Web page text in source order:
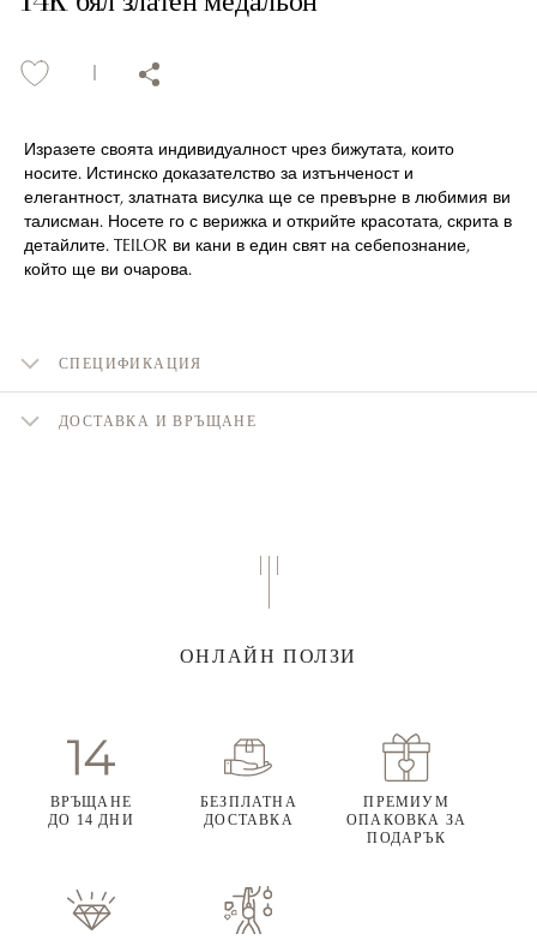
Изразете своята индивидуалност чрез бижутата, които
носите. Истинско доказателство за изтънченост и
елегантност, златната висулка ще се превърне в любимия ви
талисман. Носете го с верижка и открийте красотата, скрита в
детайлите. TEILOR ви кани в един свят на себепознание,
който ще ви очарова.
СПЕЦИФИКАЦИЯ
ДОСТАВКА И ВРЪЩАНЕ
ОНЛАЙН ПОЛЗИ
ВРЪЩАНЕ
ДО 14 ДНИ
БЕЗПЛАТНА
ДОСТАВКА
ПРЕМИУМ
ОПАКОВКА ЗА
ПОДАРЪК